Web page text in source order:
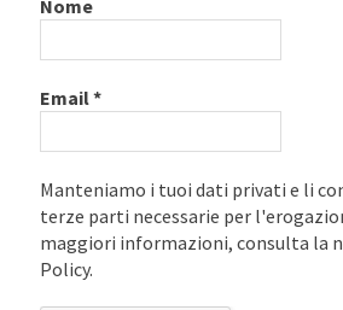
Nome
Email*
Manteniamo i tuoi dati privati e li
terze parti necessarie per
maggiori informazioni, consulta la
Policy.